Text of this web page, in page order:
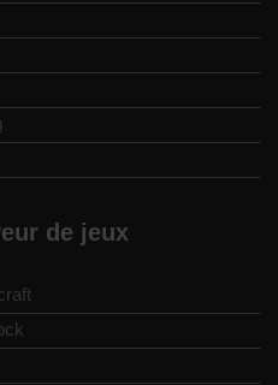
de jeux